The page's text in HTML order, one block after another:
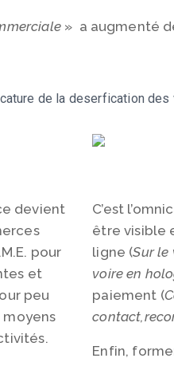
» a augmenté
devient
pour
et
peu
C’est
être visible
ligne (Sur le
voire en
paiement (
contact,
Enfin,